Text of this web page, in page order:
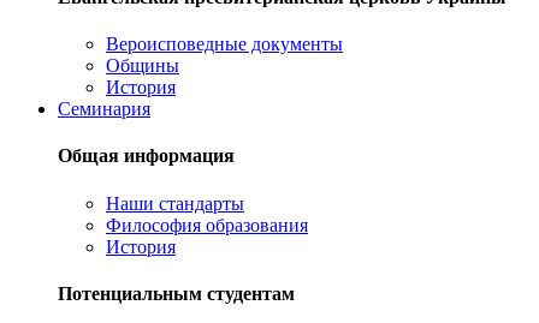
Вероисповедные документы
Общины
История
Семинария
Общая информация
Наши стандарты
Философия образования
История
Потенциальным студентам